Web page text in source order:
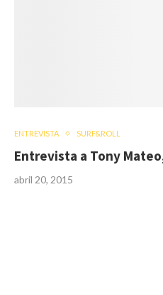
ENTREVISTA SURF&ROLL
Entrevista a Tony
abril 20, 2015